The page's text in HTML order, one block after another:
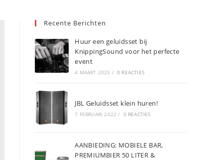
Recente Berichten
Huur een geluidsset bij
KnippingSound voor het perfecte
event
4 MAART 2025 / 0 REACTIES
JBL Geluidsset klein huren!
7 FEBRUARI 2022 / 0 REACTIES
AANBIEDING: MOBIELE BAR,
PREMIUMBIER 50 LITER &